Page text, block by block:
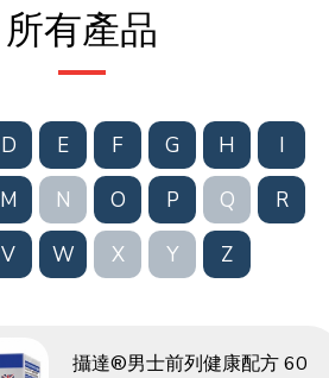
所有產品
D E F G H
I
M N O P Q
R
V W X Y Z
攝達®男士前列健康配方 60